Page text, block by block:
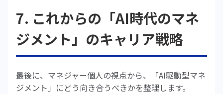
7. これからの「AI時代のマネ
ジメント」のキャリア戦略
最後に、マネジャー個人の視点から、「AI駆動型マネ
ジメント」にどう向き合うべきかを整理します。